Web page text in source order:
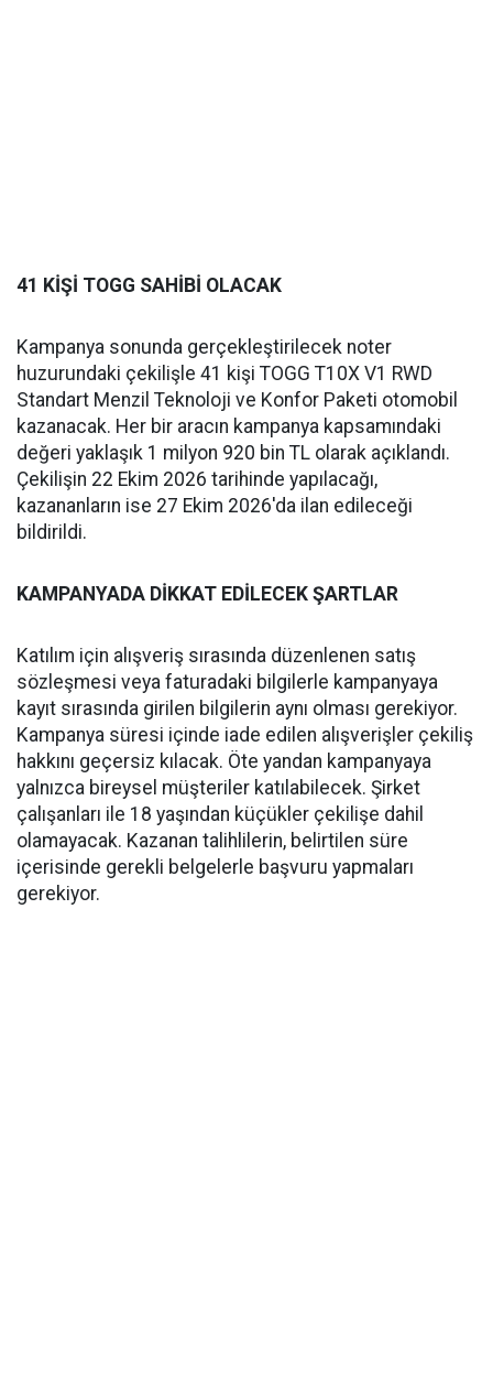
41 KİŞİ TOGG SAHİBİ OLACAK
Kampanya sonunda gerçekleştirilecek noter
huzurundaki çekilişle 41 kişi TOGG T10X V1 RWD
Standart Menzil Teknoloji ve Konfor Paketi otomobil
kazanacak. Her bir aracın kampanya kapsamındaki
değeri yaklaşık 1 milyon 920 bin TL olarak açıklandı.
Çekilişin 22 Ekim 2026 tarihinde yapılacağı,
kazananların ise 27 Ekim 2026'da ilan edileceği
bildirildi.
KAMPANYADA DİKKAT EDİLECEK ŞARTLAR
Katılım için alışveriş sırasında düzenlenen satış
sözleşmesi veya faturadaki bilgilerle kampanyaya
kayıt sırasında girilen bilgilerin aynı olması gerekiyor.
Kampanya süresi içinde iade edilen alışverişler çekiliş
hakkını geçersiz kılacak. Öte yandan kampanyaya
yalnızca bireysel müşteriler katılabilecek. Şirket
çalışanları ile 18 yaşından küçükler çekilişe dahil
olamayacak. Kazanan talihlilerin, belirtilen süre
içerisinde gerekli belgelerle başvuru yapmaları
gerekiyor.